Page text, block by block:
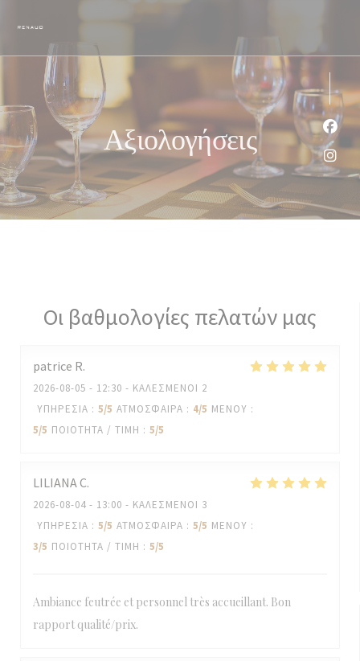
Αξιολογήσεις
Οι βαθμολογίες πελατών μας
patrice R
2026-08-05 - 12:30 - ΚΑΛΕΣΜΈΝΟΙ 2
ΥΠΗΡΕΣΊΑ : 5/5 ΑΤΜΌΣΦΑΙΡΑ : 4/5 ΜΕΝΟΎ :
5/5 ΠΟΙΌΤΗΤΑ / ΤΙΜΉ : 5/5
LILIANAC
2026-08-04 - 13:00 - ΚΑΛΕΣΜΈΝΟΙ 3
ΥΠΗΡΕΣΊΑ : 5/5 ΑΤΜΌΣΦΑΙΡΑ : 5/5 ΜΕΝΟΎ :
3/5 ΠΟΙΌΤΗΤΑ / ΤΙΜΉ : 5/5
Ambiance feutrée et personnel très accueillant. Bon
rapport qualité/prix.